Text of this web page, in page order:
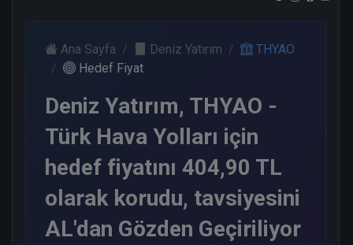
Ana Sayfa Deniz Yatırım
THYAO
Hedef Fiyat
Deniz Yatırım, THYAO -
Türk Hava Yolları için
hedef fiyatını 404,90 TL
olarak korudu, tavsiyesini
AL'dan Gözden Geçiriliyor